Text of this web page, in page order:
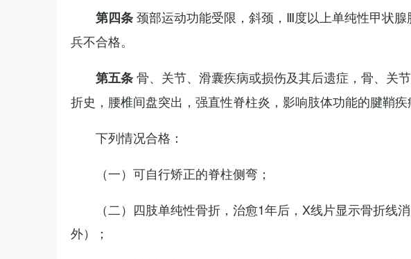
第四条颈部运动功能受限，斜颈，Ⅲ度以上单纯性甲状
兵不合格。
第五条骨、关节、滑囊疾病或损伤及其后遗症，骨、关
折史，腰椎间盘突出，强直性脊柱炎，影响肢体功能的腱鞘疾
下列情况合格：
（一）可自行矫正的脊柱侧弯；
（二）四肢单纯性骨折，治愈1年后，X线片显示骨折线
外）；